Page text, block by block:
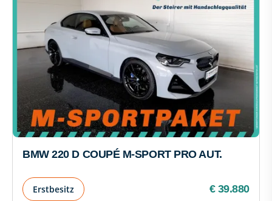
BMW 220 D COUPÉ M-SPORT PRO AUT.
Erstbesitz € 39.880